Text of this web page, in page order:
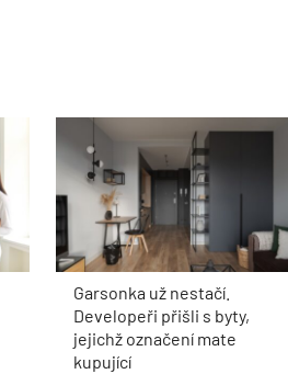
Garsonka už nestačí.
Developeři přišli s byty,
jejichž označení mate
kupující